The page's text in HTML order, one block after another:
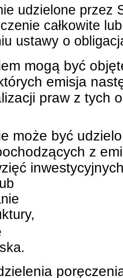
udzielone przez
całkowite
ustawy o
mogą być
emisja
praw z tych
może być
z